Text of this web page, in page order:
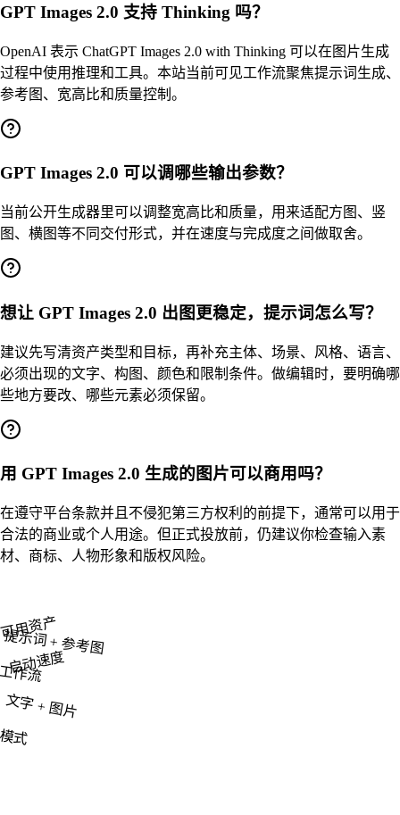
GPT Images 2.0 支持 Thinking 吗？
OpenAI 表示 ChatGPT Images 2.0 with Thinking 可以在图片生成
过程中使用推理和工具。本站当前可见工作流聚焦提示词生成、
参考图、宽高比和质量控制。
GPT Images 2.0 可以调哪些输出参数？
当前公开生成器里可以调整宽高比和质量，用来适配方图、竖
图、横图等不同交付形式，并在速度与完成度之间做取舍。
想让 GPT Images 2.0 出图更稳定，提示词怎么写？
建议先写清资产类型和目标，再补充主体、场景、风格、语言、
必须出现的文字、构图、颜色和限制条件。做编辑时，要明确哪
些地方要改、哪些元素必须保留。
用 GPT Images 2.0 生成的图片可以商用吗？
在遵守平台条款并且不侵犯第三方权利的前提下，通常可以用于
合法的商业或个人用途。但正式投放前，仍建议你检查输入素
材、商标、人物形象和版权风险。
可用资产
启动速度
提示词 + 参考图
作流
文字 + 图片
式